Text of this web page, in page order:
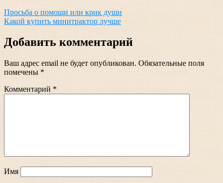
Навигация
по
записям
Просьба о помощи или крик души
Какой купить минитрактор лучше
Добавить комментарий
Ваш адрес email не будет опубликован. Обязательные поля
помечены *
Комментарий *
Имя